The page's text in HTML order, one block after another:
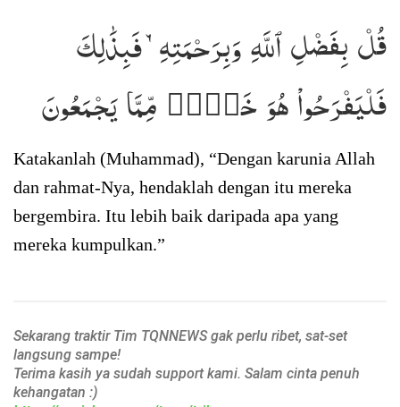
قُلۡ بِفَضۡلِ ٱللَّهِ وَبِرَحۡمَتِهِۦ فَبِذَٰلِكَ
فَلۡيَفۡرَحُواْ هُوَ خَيۡرٞ مِّمَّا يَجۡمَعُونَ
Katakanlah (Muhammad), “Dengan karunia Allah
dan rahmat-Nya, hendaklah dengan itu mereka
bergembira. Itu lebih baik daripada apa yang
mereka kumpulkan.”
Sekarang traktir Tim TQNNEWS gak perlu ribet, sat-set
langsung sampe!
Terima kasih ya sudah support kami. Salam cinta penuh
kehangatan :)